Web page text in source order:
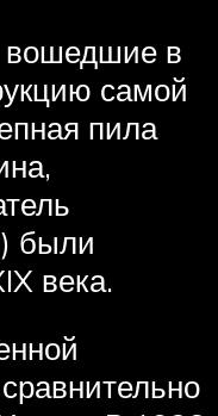
в
самой
пила
были
века.